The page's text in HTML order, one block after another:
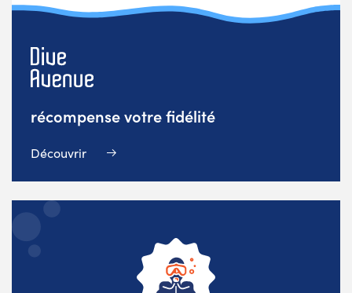
récompense votre fidélité
Découvrir